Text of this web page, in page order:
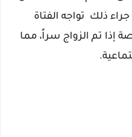
ذلك تواجه الفتاة
إذا تم الزواج سراً، مما